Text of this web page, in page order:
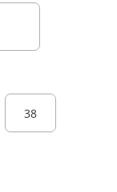
nicht verfügbar.)
38